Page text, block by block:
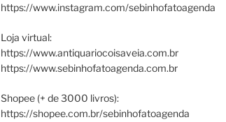
https://www.instagram.com/sebinhofatoagenda
Loja virtual:
https://www.antiquariocoisaveia.com.br
https://www.sebinhofatoagenda.com.br
Shopee (+ de 3000 livros):
https://shopee.com.br/sebinhofatoagenda